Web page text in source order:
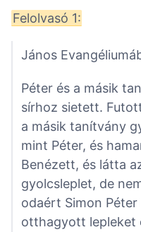
Felolvasó 1:
János
Péter és a másik
sírhoz sietett.
a másik tanítvány
mint Péter, és
Benézett, és látta
gyolcsleplet, de
odaért Simon Péter
otthagyott lepleket